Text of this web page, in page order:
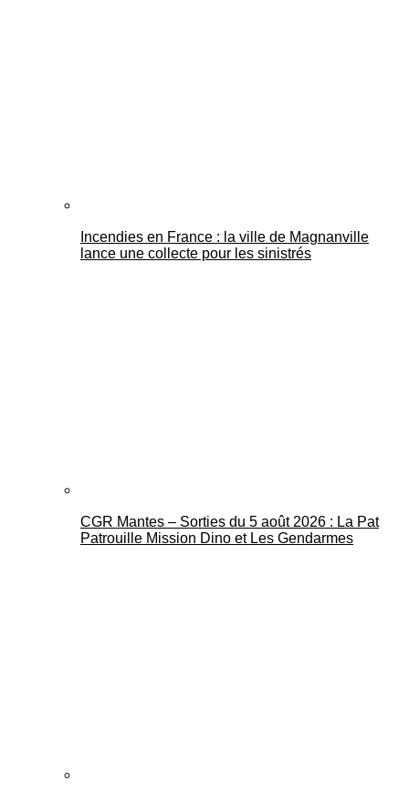
Mantes Actu
Incendies en France : la ville de Magnanville
lance une collecte pour les sinistrés
CGR Mantes – Sorties du 5 août 2026 : La Pat
Patrouille Mission Dino et Les Gendarmes